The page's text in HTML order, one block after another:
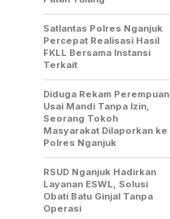
Satlantas Polres Nganjuk
Percepat Realisasi Hasil
FKLL Bersama Instansi
Terkait
Diduga Rekam Perempuan
Usai Mandi Tanpa Izin,
Seorang Tokoh
Masyarakat Dilaporkan ke
Polres Nganjuk
RSUD Nganjuk Hadirkan
Layanan ESWL, Solusi
Obati Batu Ginjal Tanpa
Operasi